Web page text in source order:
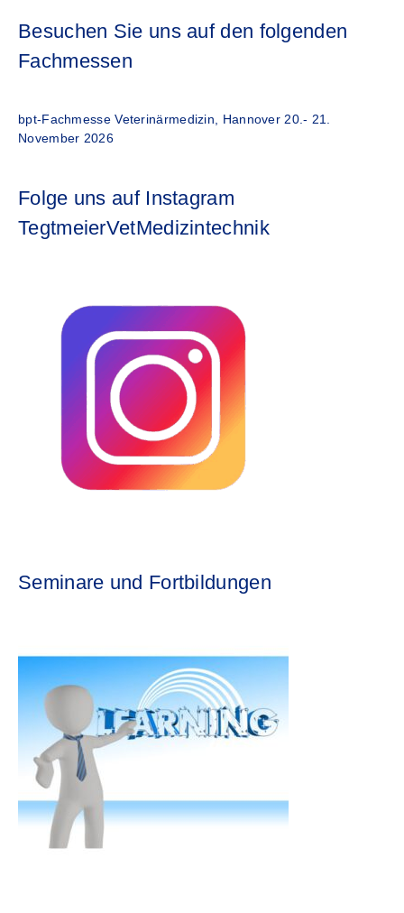
Besuchen Sie uns auf den folgenden
Fachmessen
bpt-Fachmesse Veterinärmedizin, Hannover 20.- 21.
November 2026
Folge uns auf Instagram
TegtmeierVetMedizintechnik
Seminare und Fortbildungen